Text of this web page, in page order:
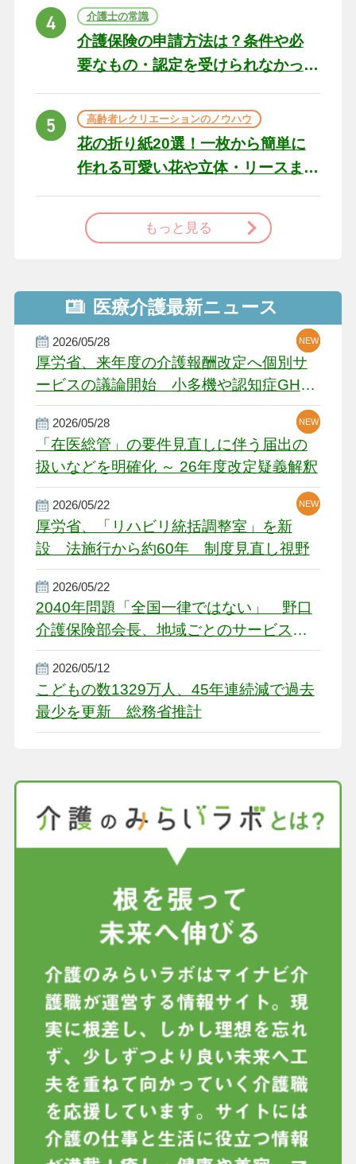
ト
介護士の常識
介護保険の申請方法は？条件や必
要なもの・認定を受けられなかっ
高齢者レクリエーションのノウハウ
花の折り紙20選！一枚から簡単に
作れる可愛い花や立体・リースま
もっと見る
医療介護最新ニュース
2026/05/28
厚労省、来年度の介護報酬改定へ個別サ
ービスの議論開始 小多機や認知症GH、
厳しい経営環境に危機感
NEW
NEW
NEW
2026/05/28
「在医総管」の要件見直しに伴う届出の
扱いなどを明確化 ～ 26年度改定疑義解釈
NEW
NEW
2026/05/22
厚労省、「リハビリ統括調整室」を新
設 法施行から約60年 制度見直し視野
NEW
2026/05/22
2040年問題「全国一律ではない」 野口
介護保険部会長、地域ごとのサービス基
盤整備を促す
2026/05/12
こどもの数1329万人、45年連続減で過去
最少を更新 総務省推計